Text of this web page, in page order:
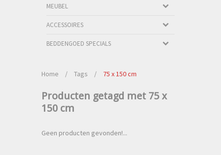
MEUBEL
ACCESSOIRES
BEDDENGOED SPECIALS
Home / Tags / 75 x 150 cm
Producten getagd met 75 x
150 cm
Geen producten gevonden!...